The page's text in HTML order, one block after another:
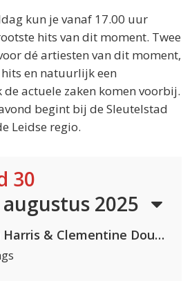
kun je vanaf 17.00 uur
hits van dit moment. Twee
dé artiesten van dit moment,
en natuurlijk een
de actuele zaken komen voorbij.
begint bij de Sleutelstad
Leidse regio.
30
augustus 2025
Calvin Harris & Clementine Douglas